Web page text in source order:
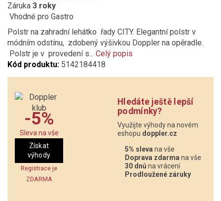
Záruka 3 roky
Vhodné pro Gastro
Polstr na zahradní lehátko řady CITY. Elegantní polstr v
módním odstínu, zdobený výšivkou Doppler na opěradle.
Polstr je v provedení s... Celý popis
Kód produktu: 5142184418
-5%
Sleva na vše
Získat
výhody
Registrace je
ZDARMA
Hledáte ještě lepší
podmínky?
Využijte výhody na novém
eshopu doppler.cz
5% sleva na vše
Doprava zdarma na vše
30 dnů na vrácení
Prodloužené záruky